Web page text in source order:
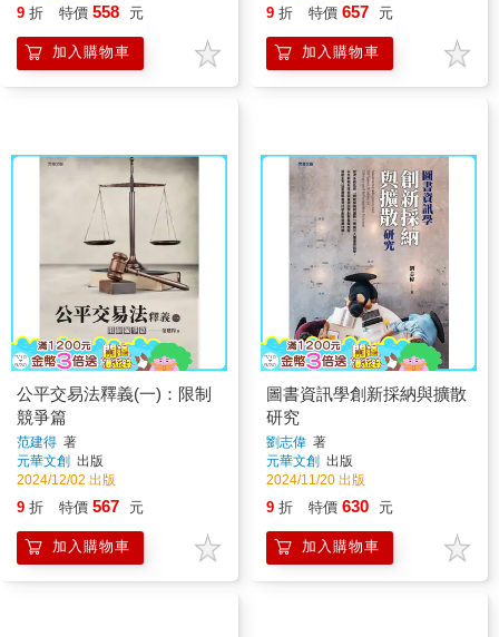
9 折 特價 558 元
加入購物車
9 折 特價 657 元
加入購物車
公平交易法釋義(一)：限制
競爭篇
范建得 著
元華文創 出版
2024/12/02 出版
9 折 特價 567 元
加入購物車
圖書資訊學創新採納與擴散
研究
劉志偉 著
元華文創 出版
2024/11/20 出版
9 折 特價 630 元
加入購物車